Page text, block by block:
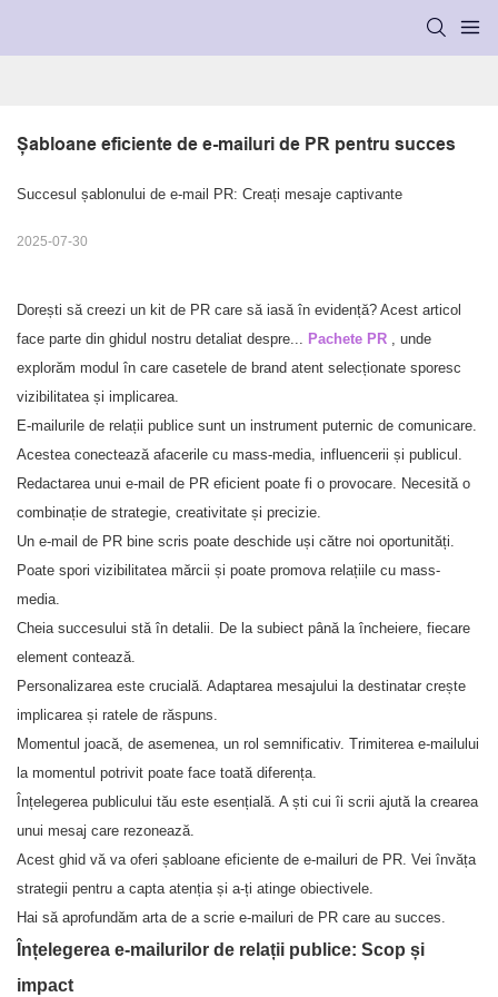
Șabloane eficiente de e-mailuri de PR pentru succes
Succesul șablonului de e-mail PR: Creați mesaje captivante
2025-07-30
Dorești să creezi un kit de PR care să iasă în evidență? Acest articol
face parte din ghidul nostru detaliat despre... Pachete PR , unde
explorăm modul în care casetele de brand atent selecționate sporesc
vizibilitatea și implicarea.
E-mailurile de relații publice sunt un instrument puternic de comunicare.
Acestea conectează afacerile cu mass-media, influencerii și publicul.
Redactarea unui e-mail de PR eficient poate fi o provocare. Necesită o
combinație de strategie, creativitate și precizie.
Un e-mail de PR bine scris poate deschide uși către noi oportunități.
Poate spori vizibilitatea mărcii și poate promova relațiile cu mass-
media.
Cheia succesului stă în detalii. De la subiect până la încheiere, fiecare
element contează.
Personalizarea este crucială. Adaptarea mesajului la destinatar crește
implicarea și ratele de răspuns.
Momentul joacă, de asemenea, un rol semnificativ. Trimiterea e-mailului
la momentul potrivit poate face toată diferența.
Înțelegerea publicului tău este esențială. A ști cui îi scrii ajută la crearea
unui mesaj care rezonează.
Acest ghid vă va oferi șabloane eficiente de e-mailuri de PR. Vei învăța
strategii pentru a capta atenția și a-ți atinge obiectivele.
Hai să aprofundăm arta de a scrie e-mailuri de PR care au succes.
Înțelegerea e-mailurilor de relații publice: Scop și
impact